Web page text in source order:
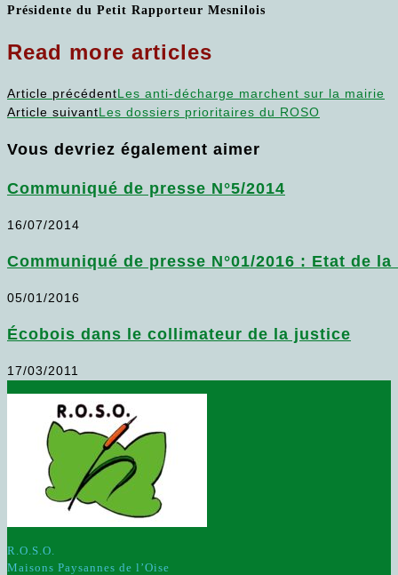
Présidente du Petit Rapporteur Mesnilois
Read more articles
Article précédentLes anti-décharge marchent sur la mairie
Article suivantLes dossiers prioritaires du ROSO
Vous devriez également aimer
Communiqué de presse N°5/2014
16/07/2014
Communiqué de presse N°01/2016 : Etat de
05/01/2016
Écobois dans le collimateur de la justice
17/03/2011
R.O.S.O.
Maisons Paysannes de l’Oise